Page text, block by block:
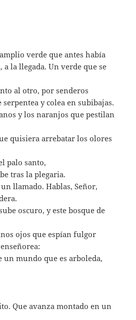
verde que antes había
la llegada. Un verde que se
al otro, por senderos
y colea en subibajas.
y los naranjos que pestilan
quisiera arrebatar los olores
palo santo,
tras la plegaria.
llamado. Hablas, Señor,
oscuro, y este bosque de
ojos que espían fulgor
un mundo que es arboleda,
Que avanza montado en un